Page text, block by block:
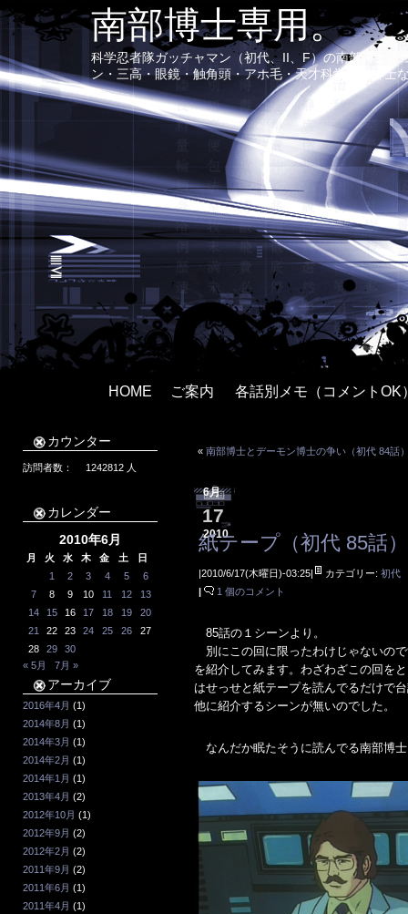
南部博士専用。
科学忍者隊ガッチャマン（初代、II、F）の南部博士
ン・三高・眼鏡・触角頭・アホ毛・天才科学者で紳士
HOME ご案内 各話別メモ（コメントOK
カウンター
訪問者数： 1242812人
カレンダー
2010年6月
月 火 水 木 金 土
日
1
2 3 4 5
6
7
8 9 10 11 12
13
14
15 16 17 18 19
20
21
22 23 24 25 26
27
28
29
30
« 5月
7月 »
アーカイブ
2016年4月 (1)
2014年8月 (1)
2014年3月 (1)
2014年2月 (1)
2014年1月 (1)
2013年4月 (2)
2012年10月 (1)
2012年9月 (2)
2012年2月 (2)
2011年9月 (2)
2011年6月 (1)
2011年4月 (1)
«南部博士とデーモン博士の争い（初代 84話
6月
17
2010
紙テープ（初代 85話）
|2010/6/17(木曜日)-03:25| カテゴリー:初代
|
1 個のコメント
85話の１シーンより。
別にこの回に限ったわけじゃないの
を紹介してみます。わざわざこの回を
はせっせと紙テープを読んでるだけで
他に紹介するシーンが無いのでした。
なんだか眠たそうに読んでる南部博